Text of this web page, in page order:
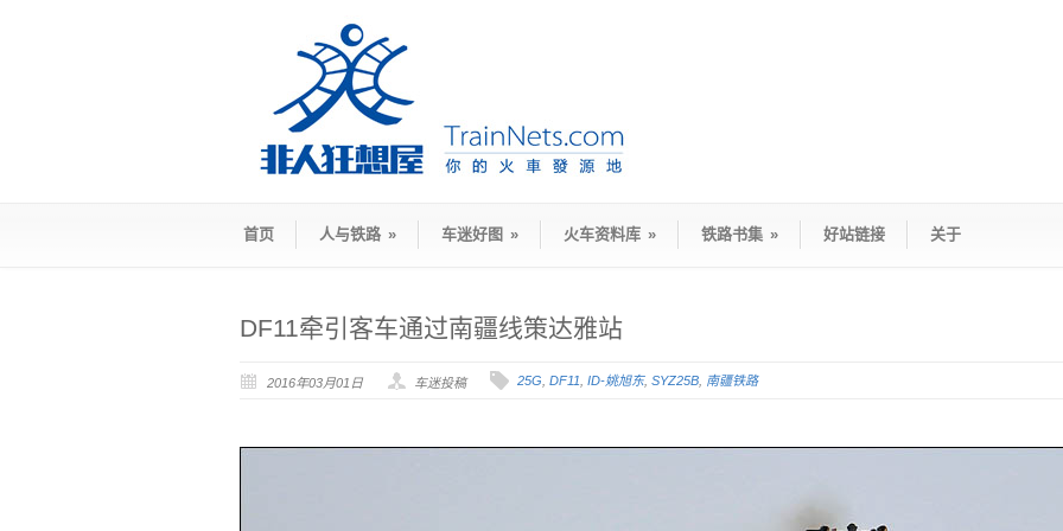
首页 人与铁路 » 车迷好图 » 火车资料库 » 铁路书集 » 好站链接 关于
DF11牵引客车通过南疆线策达雅站
2016年03月01日 车迷投稿 25G DF11 ID-姚旭东, SYZ25B 南疆铁路